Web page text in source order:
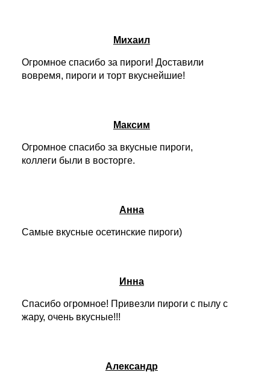
Михаил
Огромное спасибо за пироги! Доставили
вовремя, пироги и торт вкуснейшие!
Максим
Огромное спасибо за вкусные пироги,
коллеги были в восторге.
Анна
Самые вкусные осетинские пироги)
Инна
Спасибо огромное! Привезли пироги с пылу с
жару, очень вкусные!!!
Александр